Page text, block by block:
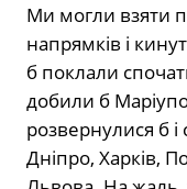
Ми могли взяти
напрямків і
б поклали
добили б
розвернулися б
Дніпро, Харків,